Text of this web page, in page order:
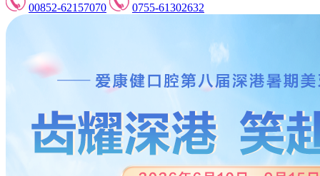
00852-62157070
0755-61302632